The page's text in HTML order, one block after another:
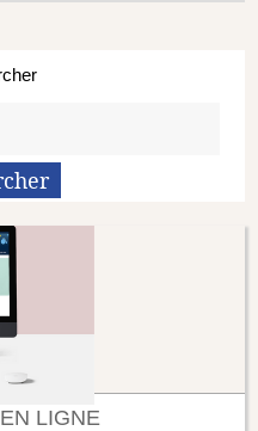
LIGNE